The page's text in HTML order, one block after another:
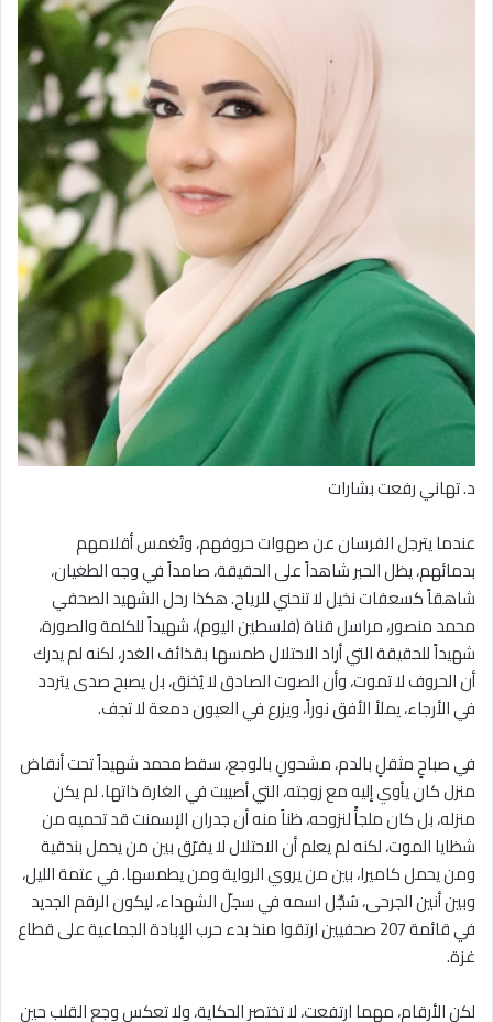
د. تهاني رفعت بشارات
عندما يترجل الفرسان عن صهوات حروفهم، وتُغمس أقلامهم
بدمائهم، يظل الحبر شاهداً على الحقيقة، صامداً في وجه الطغيان،
شاهقاً كسعفات نخيل لا تنحني للرياح. هكذا رحل الشهيد الصحفي
محمد منصور، مراسل قناة (فلسطين اليوم)، شهيداً للكلمة والصورة،
شهيداً للحقيقة التي أراد الاحتلال طمسها بقذائف الغدر، لكنه لم يدرك
أن الحروف لا تموت، وأن الصوت الصادق لا يُخنق، بل يصبح صدى يتردد
في الأرجاء، يملأ الأفق نوراً، ويزرع في العيون دمعة لا تجف.
في صباحٍ مثقلٍ بالدم، مشحونٍ بالوجع، سقط محمد شهيداً تحت أنقاض
منزل كان يأوي إليه مع زوجته، التي أصيبت في الغارة ذاتها. لم يكن
منزله، بل كان ملجأً لنزوحه، ظناً منه أن جدران الإسمنت قد تحميه من
شظايا الموت، لكنه لم يعلم أن الاحتلال لا يفرّق بين من يحمل بندقية
ومن يحمل كاميرا، بين من يروي الرواية ومن يطمسها. في عتمة الليل،
وبين أنين الجرحى، سُجِّل اسمه في سجلّ الشهداء، ليكون الرقم الجديد
في قائمة 207 صحفيين ارتقوا منذ بدء حرب الإبادة الجماعية على قطاع
غزة.
لكن الأرقام، مهما ارتفعت، لا تختصر الحكاية، ولا تعكس وجع القلب حين